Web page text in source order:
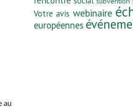
au
Votre avis webinaire
européennes